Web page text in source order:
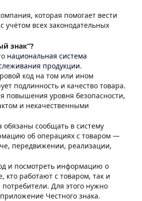
которая помогает вести
учётом всех законодательных
знак”?
национальная система
продукции.
код на том или ином
подлинность и качество товара.
повышения уровня безопасности,
и некачественными
обязаны сообщать в систему
об операциях с товаром —
передвижении, реализации,
и посмотреть информацию о
кто работают с товаром, так и
Для этого нужно
Честного знака.